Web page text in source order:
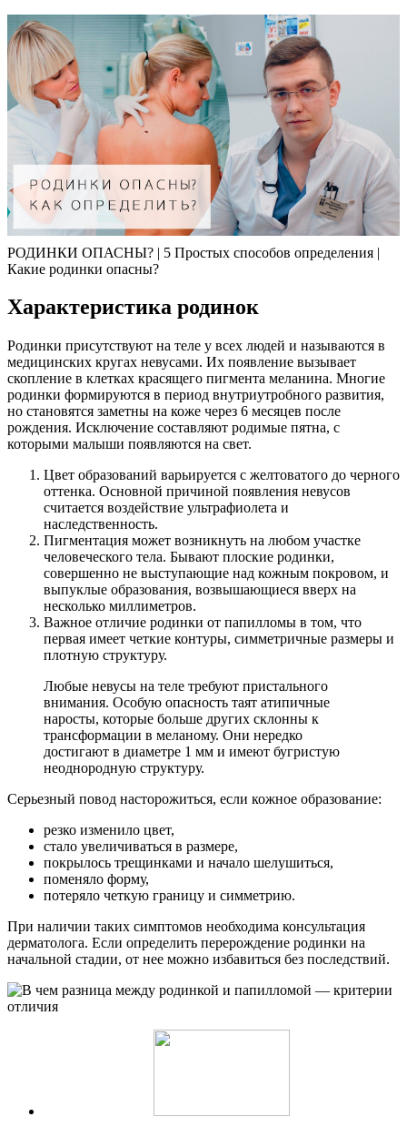
РОДИНКИ ОПАСНЫ? | 5 Простых способов определения |
Какие родинки опасны?
Характеристика родинок
Родинки присутствуют на теле у всех людей и называются в
медицинских кругах невусами. Их появление вызывает
скопление в клетках красящего пигмента меланина. Многие
родинки формируются в период внутриутробного развития,
но становятся заметны на коже через 6 месяцев после
рождения. Исключение составляют родимые пятна, с
которыми малыши появляются на свет.
Цвет образований варьируется с желтоватого до черного
оттенка. Основной причиной появления невусов
считается воздействие ультрафиолета и
наследственность.
Пигментация может возникнуть на любом участке
человеческого тела. Бывают плоские родинки,
совершенно не выступающие над кожным покровом, и
выпуклые образования, возвышающиеся вверх на
несколько миллиметров.
Важное отличие родинки от папилломы в том, что
первая имеет четкие контуры, симметричные размеры и
плотную структуру.
Любые невусы на теле требуют пристального
внимания. Особую опасность таят атипичные
наросты, которые больше других склонны к
трансформации в меланому. Они нередко
достигают в диаметре 1 мм и имеют бугристую
неоднородную структуру.
Серьезный повод насторожиться, если кожное образование:
резко изменило цвет,
стало увеличиваться в размере,
покрылось трещинками и начало шелушиться,
поменяло форму,
потеряло четкую границу и симметрию.
При наличии таких симптомов необходима консультация
дерматолога. Если определить перерождение родинки на
начальной стадии, от нее можно избавиться без последствий.